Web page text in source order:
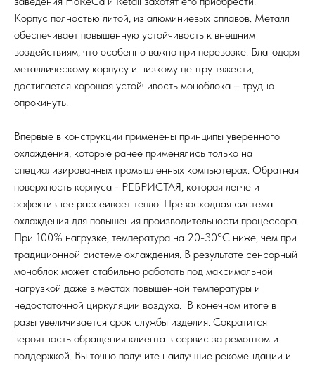
Корпус полностью литой, из алюминиевых сплавов. Металл
обеспечивает повышенную устойчивость к внешним
воздействиям, что особенно важно при перевозке. Благодаря
металлическому корпусу и низкому центру тяжести,
достигается хорошая устойчивость моноблока – трудно
опрокинуть.
Впервые в конструкции применены принципы уверенного
охлаждения, которые ранее применялись только на
специализированных промышленных компьютерах. Обратная
поверхность корпуса - РЕБРИСТАЯ, которая легче и
эффективнее рассеивает тепло. Превосходная система
охлаждения для повышения производительности процессора.
При 100% нагрузке, температура на 20-30°C ниже, чем при
традиционной системе охлаждения. В результате сенсорный
моноблок может стабильно работать под максимальной
нагрузкой даже в местах повышенной температуры и
недостаточной циркуляции воздуха. В конечном итоге в
разы увеличивается срок службы изделия. Сократится
вероятность обращения клиента в сервис за ремонтом и
поддержкой. Вы точно получите наилучшие рекомендации и